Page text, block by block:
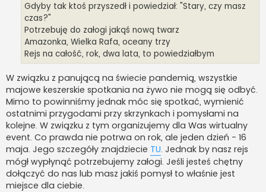
Gdyby tak ktoś przyszedł i powiedział: "Stary, czy masz
czas?"
Potrzebuję do załogi jakąś nową twarz
Amazonka, Wielka Rafa, oceany trzy
Rejs na całość, rok, dwa lata, to powiedziałbym
W związku z panującą na świecie pandemią, wszystkie
majowe keszerskie spotkania na żywo nie mogą się odbyć.
Mimo to powinniśmy jednak móc się spotkać, wymienić
ostatnimi przygodami przy skrzynkach i pomysłami na
kolejne. W związku z tym organizujemy dla Was wirtualny
event. Co prawda nie potrwa on rok, ale jeden dzień - 16
maja. Jego szczegóły znajdziecie TU. Jednak by nasz rejs
mógł wypłynąć potrzebujemy załogi. Jeśli jesteś chętny
dołączyć do nas lub masz jakiś pomysł to właśnie jest
miejsce dla ciebie.